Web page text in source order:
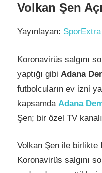
Volkan Şen
Yayınlayan: SporExtra
Koronavirüs salgını
yaptığı gibi Adana
futbolcuların ev izni
kapsamda Adana
Şen; bir özel TV
Volkan Şen ile birlikte
Koronavirüs salgını